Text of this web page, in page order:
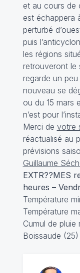
et au cours de
est échappera
perturbé
puis
les régions
retrouveront le
regarde un
nouveau se
ou du 15 mars
n’est pour
Merci de votre
réactualisé au
prévisions
Guillaume
EXTR??MES
heures –
Température
Température
Cumul de
Boissaude (25)